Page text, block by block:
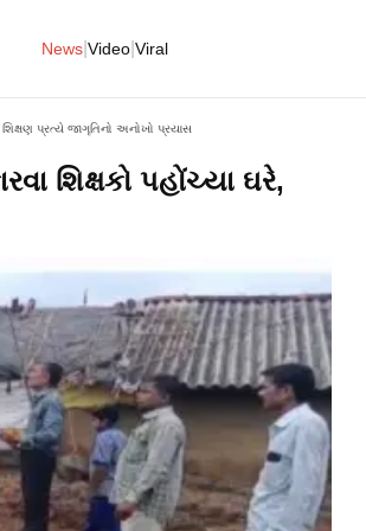
News Video Viral
પ્રત્યે જાગૃતિનો અનોખો પ્રયાસ
શિક્ષકો પહોંચ્યા ઘરે,